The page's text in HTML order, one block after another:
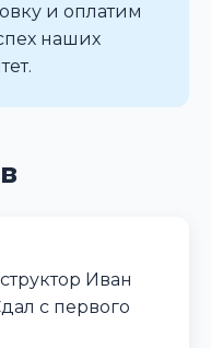
и оплатим
наших
Иван
с первого